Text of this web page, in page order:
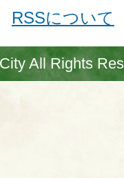
RSSについて
All Rights